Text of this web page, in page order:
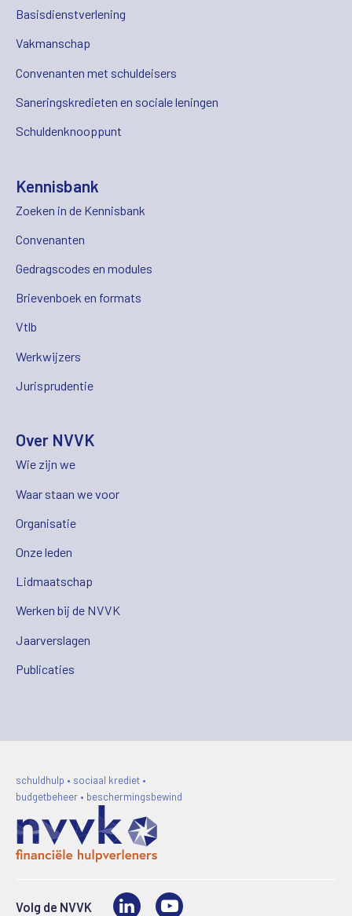
Basisdienstverlening
Vakmanschap
Convenanten met schuldeisers
Saneringskredieten en sociale leningen
Schuldenknooppunt
Kennisbank
Zoeken in de Kennisbank
Convenanten
Gedragscodes en modules
Brievenboek en formats
Vtlb
Werkwijzers
Jurisprudentie
Over NVVK
Wie zijn we
Waar staan we voor
Organisatie
Onze leden
Lidmaatschap
Werken bij de NVVK
Jaarverslagen
Publicaties
schuldhulp • sociaal krediet •
budgetbeheer • beschermingsbewind
Volg de NVVK LinkedIn